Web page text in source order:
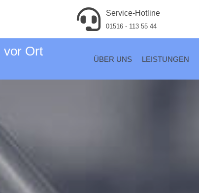
Service-Hotline
01516 - 113 55 44
vor Ort
ÜBER UNS LEISTUNGEN